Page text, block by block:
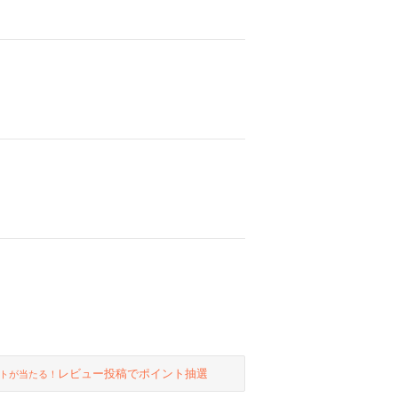
が当たる！ レビュー投稿でポイント抽選